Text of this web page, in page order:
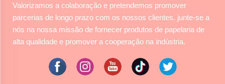
Valorizamos a colaboração e pretendemos promover
parcerias de longo prazo com os nossos clientes. junte-se a
nós na nossa missão de fornecer produtos de papelaria de
alta qualidade e promover a cooperação na indústria.